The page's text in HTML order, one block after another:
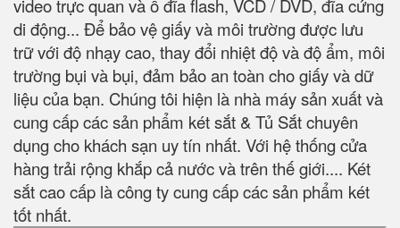
video trực quan và ổ đĩa flash, VCD / DVD, đĩa cứng
di động... Để bảo vệ giấy và môi trường được lưu
trữ với độ nhạy cao, thay đổi nhiệt độ và độ ẩm, môi
trường bụi và bụi, đảm bảo an toàn cho giấy và dữ
liệu của bạn. Chúng tôi hiện là nhà máy sản xuất và
cung cấp các sản phẩm két sắt & Tủ Sắt chuyên
dụng cho khách sạn uy tín nhất. Với hệ thống cửa
hàng trải rộng khắp cả nước và trên thế giới.... Két
sắt cao cấp là công ty cung cấp các sản phẩm két
tốt nhất.